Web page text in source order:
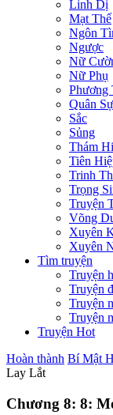
Linh Dị
Mạt Thế
Ngôn
Ngược
Nữ
Nữ Phụ
Phương
Quân Sự
Sắc
Sủng
Thám
Tiên
Trinh
Trọng
Truyện
Võng
Xuyên
Xuyên
Tìm truyện
Truyện
Truyện
Truyện
Truyện
Truyện Hot
Hoàn thành Bí Mật
Lay Lắt
Chương 8: 8: